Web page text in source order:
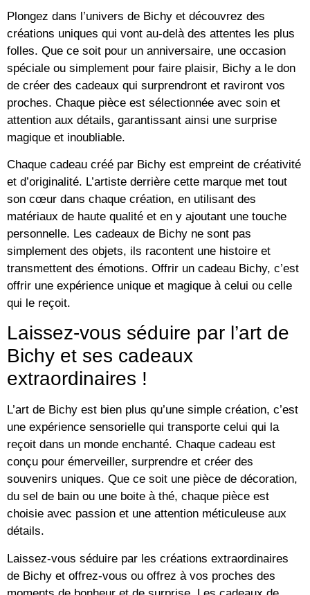
Plongez dans l’univers de Bichy et découvrez des
créations uniques qui vont au-delà des attentes les plus
folles. Que ce soit pour un anniversaire, une occasion
spéciale ou simplement pour faire plaisir, Bichy a le don
de créer des cadeaux qui surprendront et raviront vos
proches. Chaque pièce est sélectionnée avec soin et
attention aux détails, garantissant ainsi une surprise
magique et inoubliable.
Chaque cadeau créé par Bichy est empreint de créativité
et d’originalité. L’artiste derrière cette marque met tout
son cœur dans chaque création, en utilisant des
matériaux de haute qualité et en y ajoutant une touche
personnelle. Les cadeaux de Bichy ne sont pas
simplement des objets, ils racontent une histoire et
transmettent des émotions. Offrir un cadeau Bichy, c’est
offrir une expérience unique et magique à celui ou celle
qui le reçoit.
Laissez-vous séduire par l’art de
Bichy et ses cadeaux
extraordinaires !
L’art de Bichy est bien plus qu’une simple création, c’est
une expérience sensorielle qui transporte celui qui la
reçoit dans un monde enchanté. Chaque cadeau est
conçu pour émerveiller, surprendre et créer des
souvenirs uniques. Que ce soit une pièce de décoration,
du sel de bain ou une boite à thé, chaque pièce est
choisie avec passion et une attention méticuleuse aux
détails.
Laissez-vous séduire par les créations extraordinaires
de Bichy et offrez-vous ou offrez à vos proches des